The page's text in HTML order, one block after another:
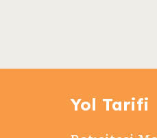
Yol Tarifi